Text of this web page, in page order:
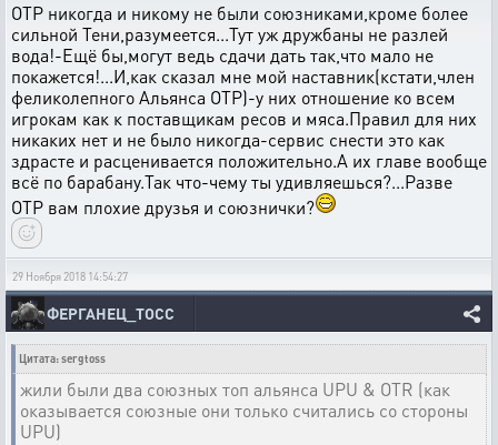
ОТР никогда и никому не были союзниками,кроме более
сильной Тени,разумеется...Тут уж дружбаны не разлей
вода!-Ещё бы,могут ведь сдачи дать так,что мало не
покажется!...И,как сказал мне мой наставник(кстати,член
феликолепного Альянса ОТР)-у них отношение ко всем
игрокам как к поставщикам ресов и мяса.Правил для них
никаких нет и не было никогда-сервис снести это как
здрасте и расценивается положительно.А их главе вообще
всё по барабану.Так что-чему ты удивляешься?...Разве
ОТР вам плохие друзья и союзнички?
29 Ноября 2018 14:54:27
ФЕРГАНЕЦ_ТОСС
Цитата: sergtoss
жили были два союзных топ альянса UPU & OTR (как
оказывается союзные они только считались со стороны
UPU)